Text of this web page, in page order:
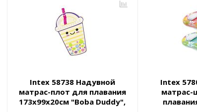
Intex 58738 Надувной
матрас-плот для плавания
173х99х20см "Boba Duddy",
Intex
матрас-